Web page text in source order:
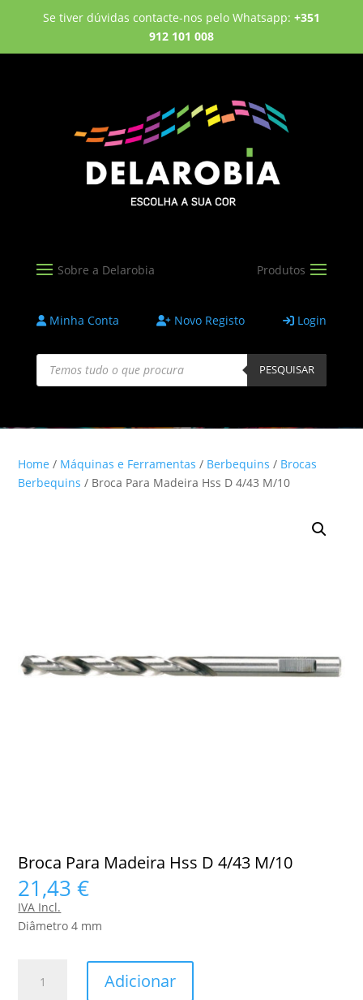
Se tiver dúvidas contacte-nos pelo Whatsapp: +351
912 101 008
Minha Conta Novo Registo Login
Products
search PESQUISAR
Home / Máquinas e Ferramentas / Berbequins / Brocas
Berbequins / Broca Para Madeira Hss D 4/43 M/10
Broca Para Madeira Hss D 4/43 M/10
21,43€
IVA Incl.
Diâmetro 4 mm
Adicionar